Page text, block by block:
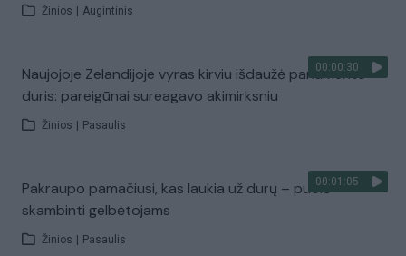
Žinios Augintinis
00:00:30
Naujojoje Zelandijoje vyras kirviu išdaužė parlamento
duris: pareigūnai sureagavo akimirksniu
Žinios Pasaulis
00:01:05
Pakraupo pamačiusi, kas laukia už durų – puolė
skambinti gelbėtojams
Žinios Pasaulis